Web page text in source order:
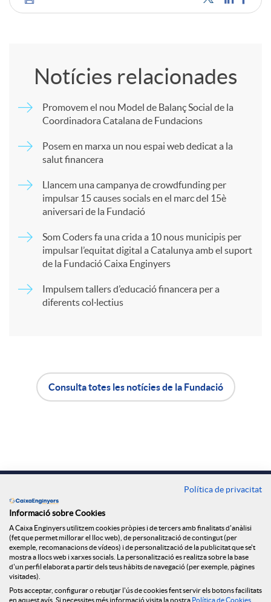
C
r
x
e
Notícies relacionades
Promovem el nou Model de Balanç Social de la
Coordinadora Catalana de Fundacions
Posem en marxa un nou espai web dedicat a la
salut financera
Llancem una campanya de crowdfunding per
impulsar 15 causes socials en el marc del 15è
aniversari de la Fundació
Som Coders fa una crida a 10 nous municipis per
impulsar l’equitat digital a Catalunya amb el suport
de la Fundació Caixa Enginyers
Impulsem tallers d’educació financera per a
diferents col·lectius
l
i
c
t
ó
n
Consulta totes les notícies de la Fundació
Troba'ns a
Blog
Política de privacitat
Informació sobre Cookies
A Caixa Enginyers utilitzem cookies pròpies i de tercers amb finalitats d'anàlisi
(fet que permet millorar el lloc web), de personalització de contingut (per
exemple, recomanacions de vídeos) i de personalització de la publicitat que se't
mostra a llocs web i xarxes socials. La personalització es realitza sobre la base
d'un perfil elaborat a partir dels teus hàbits de navegació (per exemple, pàgines
visitades).
Pots acceptar, configurar o rebutjar l'ús de cookies fent servir els botons facilitats
en aquest avís. Si necessites més informació visita la nostra Política de Cookies